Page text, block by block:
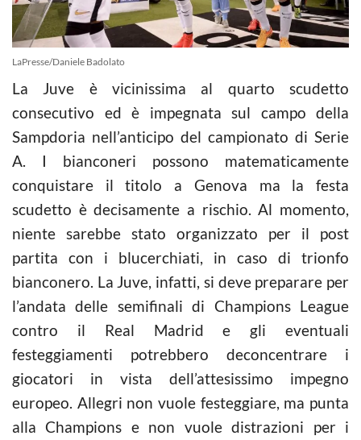
LaPresse/Daniele Badolato
La Juve è vicinissima al quarto scudetto
consecutivo ed è impegnata sul campo della
Sampdoria nell’anticipo del campionato di Serie
A. I bianconeri possono matematicamente
conquistare il titolo a Genova ma la festa
scudetto è decisamente a rischio. Al momento,
niente sarebbe stato organizzato per il post
partita con i blucerchiati, in caso di trionfo
bianconero. La Juve, infatti, si deve preparare per
l’andata delle semifinali di Champions League
contro il Real Madrid e gli eventuali
festeggiamenti potrebbero deconcentrare i
giocatori in vista dell’attesissimo impegno
europeo. Allegri non vuole festeggiare, ma punta
alla Champions e non vuole distrazioni per i